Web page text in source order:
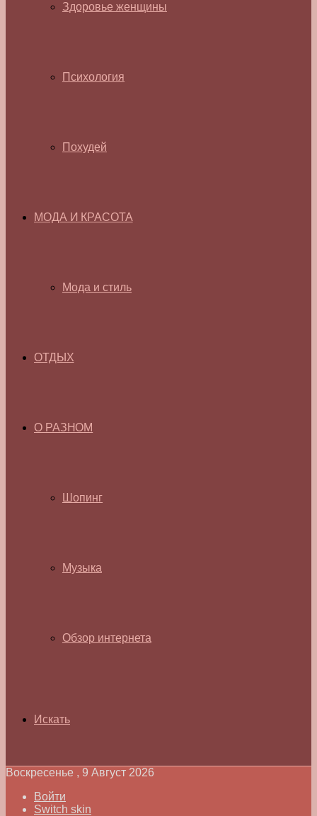
Здоровье женщины
Психология
Похудей
МОДА И КРАСОТА
Мода и стиль
ОТДЫХ
О РАЗНОМ
Шопинг
Музыка
Обзор интернета
Искать
Воскресенье , 9 Август 2026
Войти
Switch skin